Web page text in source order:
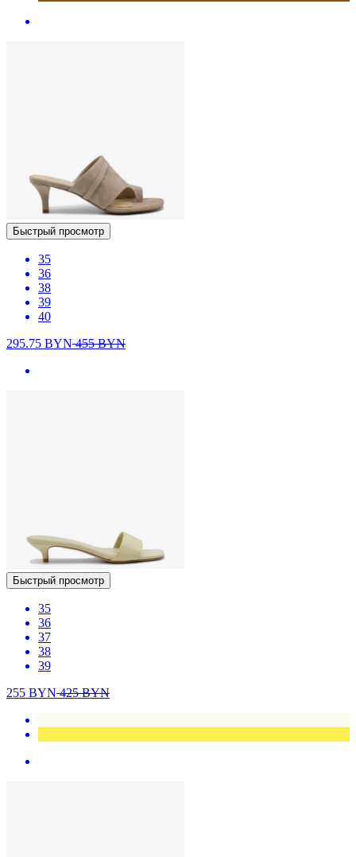
Быстрый просмотр
35
36
38
39
40
295.75 BYN455BYN
Быстрый просмотр
35
36
37
38
39
255 BYN425BYN